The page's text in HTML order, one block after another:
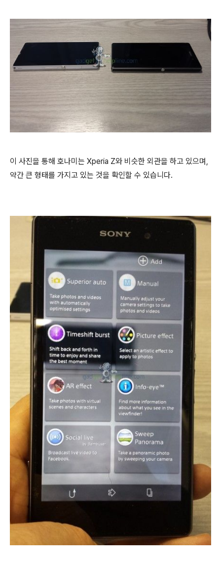
이 사진을 통해 호나미는 Xperia Z와 비슷한 외관을 하고 있으며,
약간 큰 형태를 가지고 있는 것을 확인할 수 있습니다.